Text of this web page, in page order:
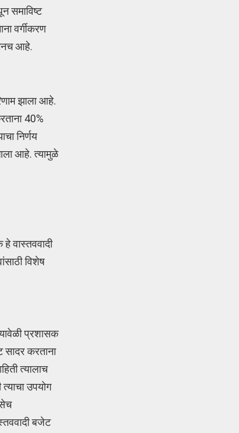
समाविष्ट
वर्गीकरण
आहे.
झाला आहे.
40%
निर्णय
आहे. त्यामुळे
वास्तववादी
विशेष
प्रशासक
करताना
त्यालाच
उपयोग
बजेट